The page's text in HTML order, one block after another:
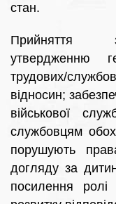
стан.
Прийняття
утвердженню
трудових/
відносин;
військової
службовцям
порушують
догляду за
посилення